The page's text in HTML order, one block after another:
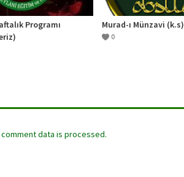
Programı
Murad-ı Münzavi (k.s)
0
data is processed.